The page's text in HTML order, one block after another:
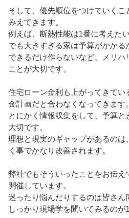
そして、優先順位をつけていくこ
みえてきます。
例えば、断熱性能は1番に考えたい
でも大きすぎる家は予算がかかる
できるだけ作らないなど、メリハ
ことが大切です。
住宅ローン金利も上がってきてい
金計画だと合わなくなってきます。
とにかく情報収集をして、予算
大切です。
理想と現実のギャップがあるのは
く事でかなり改善されます。
弊社でもそういったことをお伝え
開催しています。
迷ったり悩んだりするのは皆さん
しっかり現場学を聞いてみるのが